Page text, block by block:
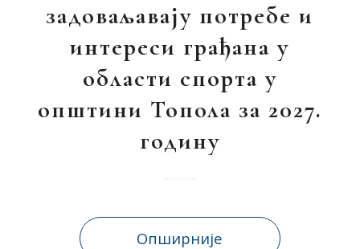
задоваљавају потребе и
интереси грађана у
области спорта у
општини Топола за 2027.
годину
Опширније